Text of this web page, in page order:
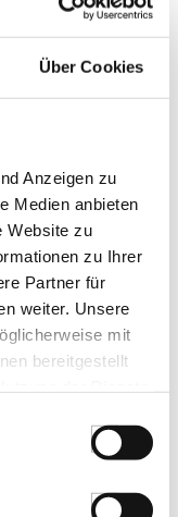
Über Cookies
Anzeigen zu
Medien anbieten
Website zu
zu Ihrer
Partner für
weiter. Unsere
mit
bereitgestellt
Type, BIO,